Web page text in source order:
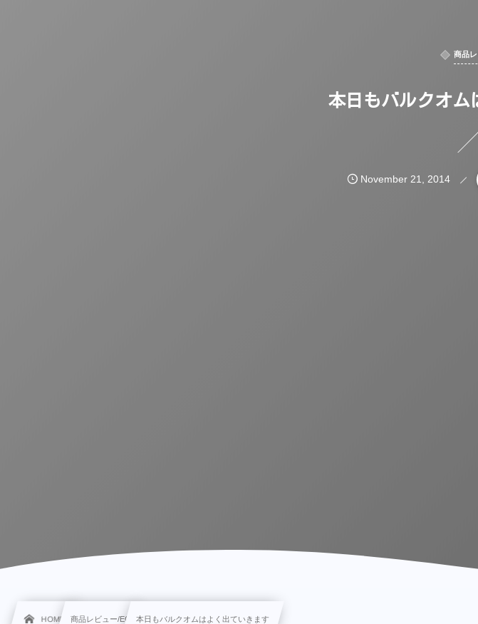
商品
本日もバルクオム
November 21, 2014
HOME 商品レビュー/EC 本日もバルクオムはよく出ていきます